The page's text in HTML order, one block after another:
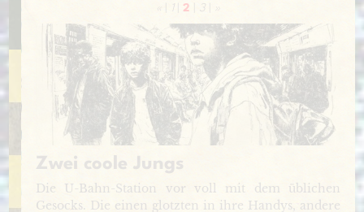
1| 2 3
Zwei coole Jungs
Die U-Bahn-Station vor voll mit dem üblichen
Gesocks. Die einen glotzten in ihre Handys, andere